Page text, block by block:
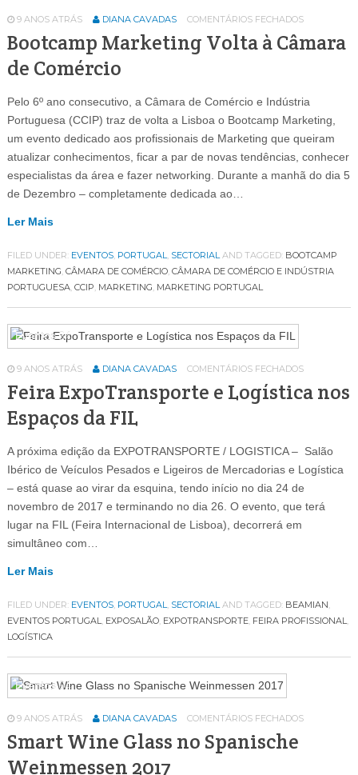
9 ANOS ATRÁS DIANA CAVADAS COMENTÁRIOS FECHADOS
Bootcamp Marketing Volta à Câmara
de Comércio
Pelo 6º ano consecutivo, a Câmara de Comércio e Indústria
Portuguesa (CCIP) traz de volta a Lisboa o Bootcamp Marketing,
um evento dedicado aos profissionais de Marketing que queiram
atualizar conhecimentos, ficar a par de novas tendências, conhecer
especialistas da área e fazer networking. Durante a manhã do dia 5
de Dezembro – completamente dedicada ao…
Ler Mais
FILED UNDER: EVENTOS, PORTUGAL, SECTORIAL AND TAGGED: BOOTCAMP
MARKETING, CÂMARA DE COMÉRCIO, CÂMARA DE COMÉRCIO E INDÚSTRIA
PORTUGUESA, CCIP, MARKETING, MARKETING PORTUGAL
Eventos64
9 ANOS ATRÁS DIANA CAVADAS COMENTÁRIOS FECHADOS
Feira ExpoTransporte e Logística nos
Espaços da FIL
A próxima edição da EXPOTRANSPORTE / LOGISTICA – Salão
Ibérico de Veículos Pesados e Ligeiros de Mercadorias e Logística
– está quase ao virar da esquina, tendo início no dia 24 de
novembro de 2017 e terminando no dia 26. O evento, que terá
lugar na FIL (Feira Internacional de Lisboa), decorrerá em
simultâneo com…
Ler Mais
FILED UNDER: EVENTOS, PORTUGAL, SECTORIAL AND TAGGED: BEAMIAN,
EVENTOS PORTUGAL, EXPOSALÃO, EXPOTRANSPORTE, FEIRA PROFISSIONAL,
LOGÍSTICA
Eventos 64
9 ANOS ATRÁS DIANA CAVADAS COMENTÁRIOS FECHADOS
Smart Wine Glass no Spanische
Weinmessen 2017